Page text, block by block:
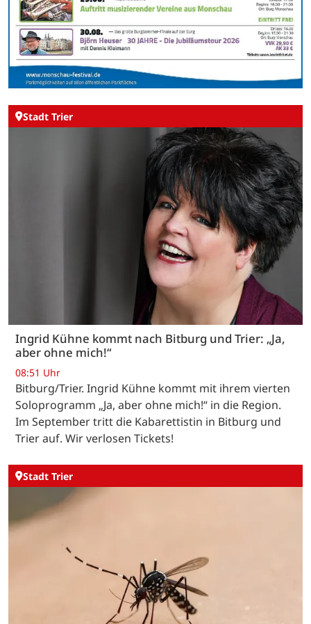
Stadt Trier
Ingrid Kühne kommt nach Bitburg und Trier: „Ja,
aber ohne mich!“
08:51 Uhr
Bitburg/Trier. Ingrid Kühne kommt mit ihrem vierten
Soloprogramm „Ja, aber ohne mich!“ in die Region.
Im September tritt die Kabarettistin in Bitburg und
Trier auf. Wir verlosen Tickets!
Stadt Trier